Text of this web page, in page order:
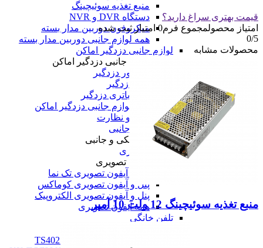
منبع تغذیه سوئیچینگ
دستگاه DVR و NVR
میکروفون دوربین مدار بسته
همه لوازم جانبی دوربین مدار بسته
لوازم جانبی دزدگیر اماکن
لوازم جانبی دزدگیر اماکن
سنسور دزدگیر
آژیر دزدگیر
انواع باتری دزدگیر
همه لوازم جانبی دزدگیر اماکن
همه امنیت و نظارت
لوازم الکتریکی و جانبی
لوازم الکتریکی و جانبی
آیفون تصویری
آیفون تصویری
پنل و آیفون تصویری تک نما
پنل و آیفون تصویری کوماکس
پنل و آیفون تصویری الکتروپیک
همه آیفون تصویری
تلفن خانگی
قیمت بهتری سراغ دارید؟
امتیاز محصولمجموع فرم0امتیاز ثبت شده
0/5
محصولات مشابه
منبع تغذیه سوئیچینگ 12 ولت 10 آمپر